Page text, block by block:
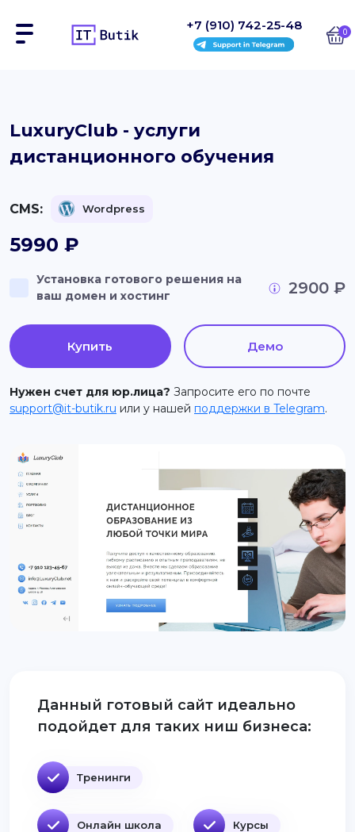
Интернет-магазины
Блог
Контакты
+7 (910) 742-25-48 0
LuxuryClub - услуги
дистанционного обучения
CMS: Wordpress
5990 ₽
Установка готового решения на
ваш домен и хостинг
2900 ₽
Купить Демо
Нужен счет для юр.лица? Запросите его по почте
support@it-butik.ru или у нашей поддержки в Telegram.
Данный готовый сайт идеально
подойдет для таких ниш бизнеса:
Тренинги
Онлайн школа Курсы